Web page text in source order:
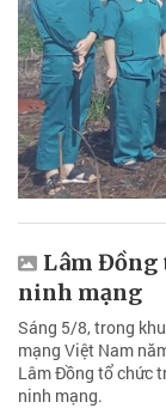
Lâm Đồng
ninh mạng
Sáng 5/8, trong
mạng Việt Nam
Lâm Đồng tổ chức
ninh mạng.